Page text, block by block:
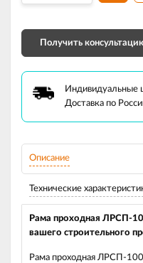
Получить
Индивидуальные
Доставка по
Описание
Технические
Рама проходная ЛРСП-
вашего строительного
Рама проходная ЛРСП-